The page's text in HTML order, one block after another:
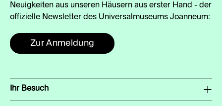
Neuigkeiten aus unseren Häusern aus erster Hand - der
offizielle Newsletter des Universalmuseums Joanneum:
Zur Anmeldung
Ihr Besuch